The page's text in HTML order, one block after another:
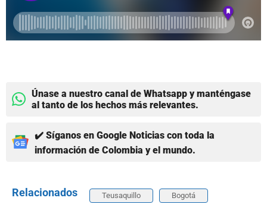
Únase a nuestro canal de Whatsapp y manténgase
al tanto de los hechos más relevantes.
✔️ Síganos en Google Noticias con toda la
información de Colombia y el mundo.
Relacionados Teusaquillo Bogotá